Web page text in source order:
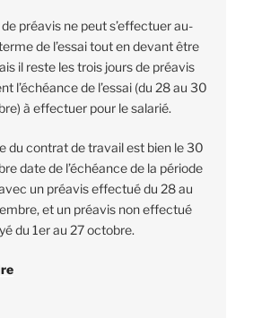
préavis ne peut s’effectuer au-
de l’essai tout en devant être
il reste les trois jours de préavis
l’échéance de l’essai (du 28 au 30
à effectuer pour le salarié.
du contrat de travail est bien le 30
date de l’échéance de la période
avec un préavis effectué du 28 au
et un préavis non effectué
du 1er au 27 octobre.